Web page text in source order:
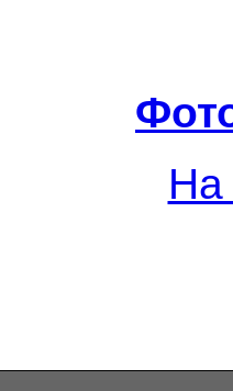
На